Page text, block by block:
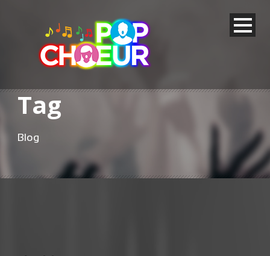
Tag
Blog